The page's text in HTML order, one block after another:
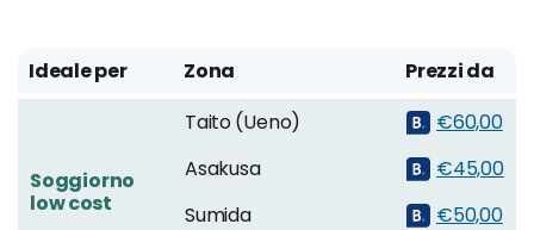
Ideale per Zona Prezzi da
Soggiorno
low cost
Taito (Ueno)
€60,00
Asakusa
€45,00
Sumida
€50,00